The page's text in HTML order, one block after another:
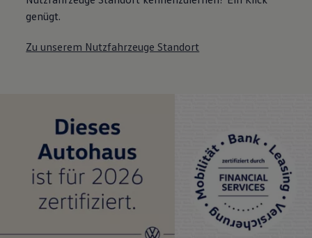
genügt.
Zu unserem Nutzfahrzeuge Standort